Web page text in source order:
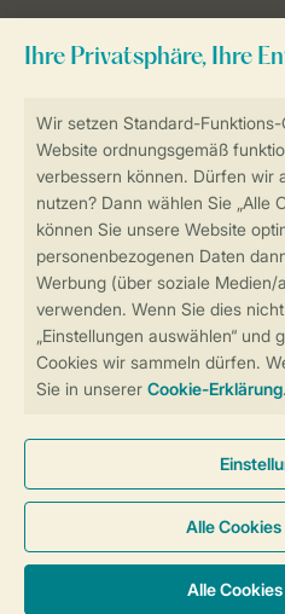
Sicherstellung
Sicher und schnell zur
Sichere Datenübertragung
Sicheres Bezahlen
Cookies und Banner
© 2026 Landal